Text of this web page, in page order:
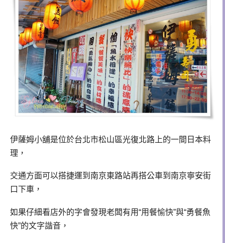
伊薩姆小舖是位於台北市松山區光復北路上的一間日本料
理，
交通方面可以搭捷運到南京東路站再搭公車到南京寧安街
口下車，
如果仔細看店外的字會發現老闆有用“用餐愉快”與“勇餐魚
快”的文字諧音，